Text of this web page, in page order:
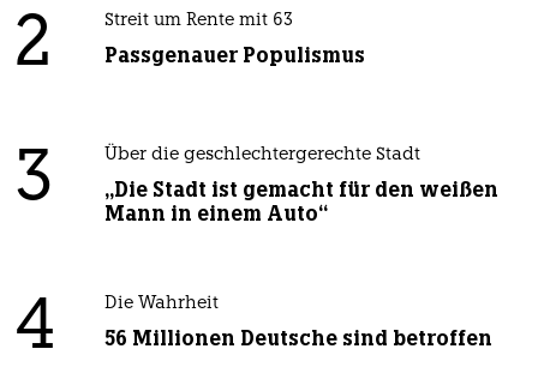
2 Streit um Rente mit 63
Passgenauer Populismus
3 Über die geschlechtergerechte Stadt
„Die Stadt ist gemacht für den weißen
Mann in einem Auto“
4 Die Wahrheit
56 Millionen Deutsche sind betroffen